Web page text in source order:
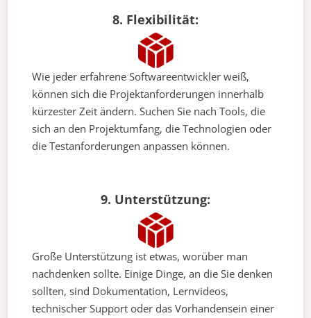
8. Flexibilität:
Wie jeder erfahrene Softwareentwickler weiß,
können sich die Projektanforderungen innerhalb
kürzester Zeit ändern. Suchen Sie nach Tools, die
sich an den Projektumfang, die Technologien oder
die Testanforderungen anpassen können.
9. Unterstützung:
Große Unterstützung ist etwas, worüber man
nachdenken sollte. Einige Dinge, an die Sie denken
sollten, sind Dokumentation, Lernvideos,
technischer Support oder das Vorhandensein einer